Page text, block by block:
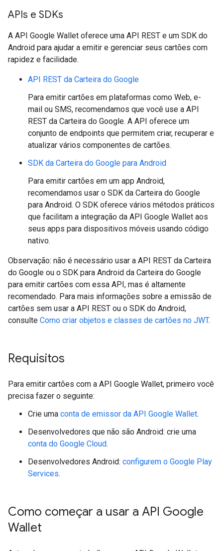
APIs e SDKs
A API Google Wallet oferece uma API REST e um SDK do
Android para ajudar a emitir e gerenciar seus cartões com
rapidez e facilidade.
API REST da Carteira do Google
Para emitir cartões em plataformas como Web, e-
mail ou SMS, recomendamos que você use a API
REST da Carteira do Google. A API oferece um
conjunto de endpoints que permitem criar, recuperar e
atualizar vários componentes de cartões.
SDK da Carteira do Google para Android
Para emitir cartões em um app Android,
recomendamos usar o SDK da Carteira do Google
para Android. O SDK oferece vários métodos práticos
que facilitam a integração da API Google Wallet aos
seus apps para dispositivos móveis usando código
nativo.
Observação: não é necessário usar a API REST da Carteira
do Google ou o SDK para Android da Carteira do Google
para emitir cartões com essa API, mas é altamente
recomendado. Para mais informações sobre a emissão de
cartões sem usar a API REST ou o SDK do Android,
consulte Como criar objetos e classes de cartões no JWT.
Requisitos
Para emitir cartões com a API Google Wallet, primeiro você
precisa fazer o seguinte:
Crie uma conta de emissor da API Google Wallet.
Desenvolvedores que não são Android: crie uma
conta do Google Cloud.
Desenvolvedores Android: configurem o Google Play
Services.
Como começar a usar a API Google
Wallet